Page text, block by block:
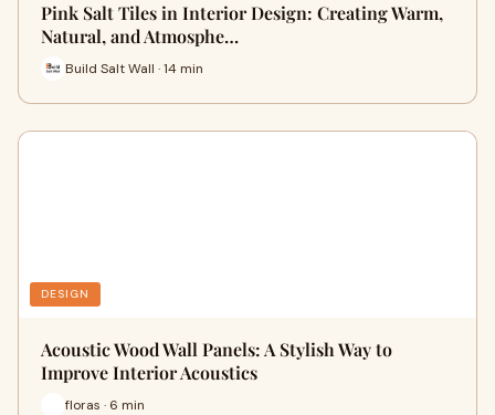
Pink Salt Tiles in Interior Design: Creating Warm,
Natural, and Atmosphe…
Build Salt Wall · 14 min
DESIGN
Acoustic Wood Wall Panels: A Stylish Way to
Improve Interior Acoustics
floras · 6 min